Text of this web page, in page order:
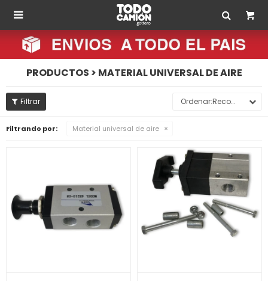

PRODUCTOS > MATERIAL UNIVERSAL DE AIRE
Recomendados
Filtrando por: Material universal de aire